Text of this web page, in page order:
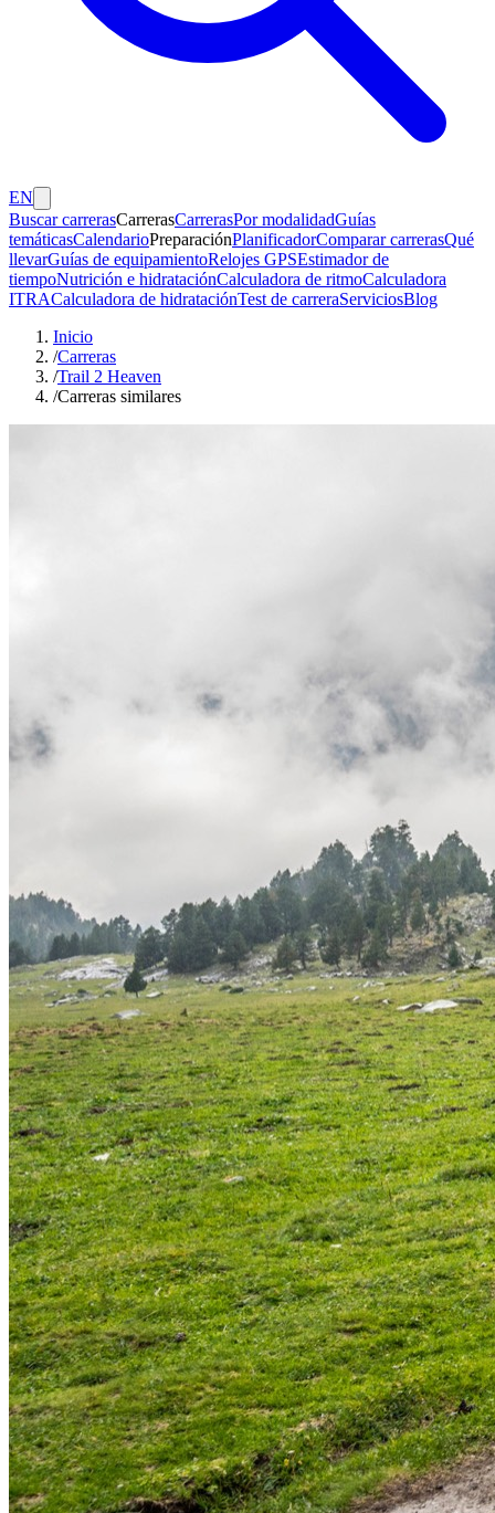
EN
Buscar carrerasCarrerasCarrerasPor modalidadGuías
temáticasCalendarioPreparaciónPlanificadorComparar carrerasQué
llevarGuías de equipamientoRelojes GPSEstimador de
tiempoNutrición e hidrataciónCalculadora de ritmoCalculadora
ITRACalculadora de hidrataciónTest de carreraServiciosBlog
Inicio
/Carreras
/Trail 2 Heaven
/Carreras similares